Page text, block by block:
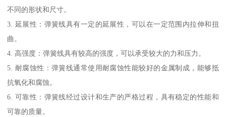
不同的形状和尺寸。
3. 延展性：弹簧线具有一定的延展性，可以在一定范围内拉伸和扭
曲。
4. 高强度：弹簧线具有较高的强度，可以承受较大的力和压力。
5. 耐腐蚀性：弹簧线通常使用耐腐蚀性能较好的金属制成，能够抵
抗氧化和腐蚀。
6. 可靠性：弹簧线经过设计和生产的严格过程，具有稳定的性能和
可靠的质量。